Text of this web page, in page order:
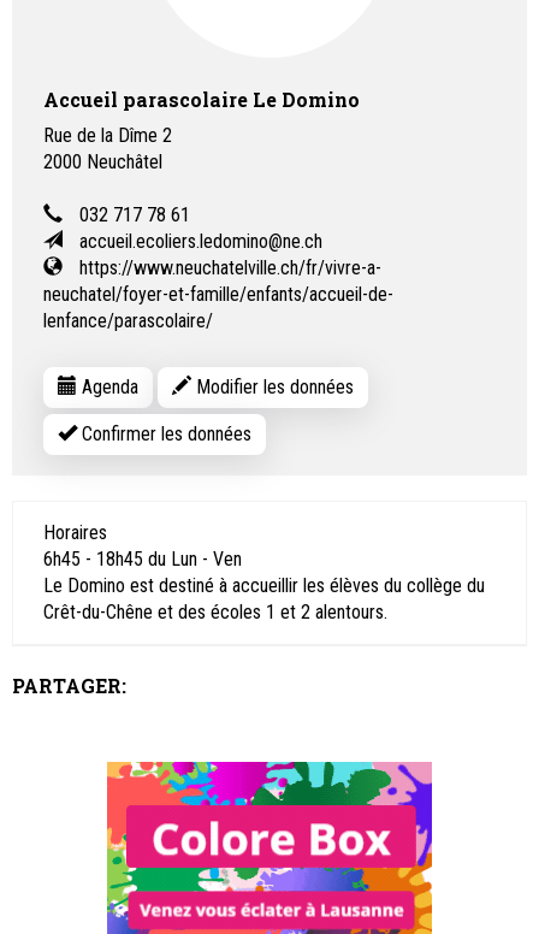
Accueil parascolaire Le Domino
Rue de la Dîme 2
2000 Neuchâtel
032 717 78 61
accueil.ecoliers.ledomino@ne.ch
https://www.neuchatelville.ch/fr/vivre-a-
neuchatel/foyer-et-famille/enfants/accueil-de-
lenfance/parascolaire/
Agenda Modifier les données
Confirmer les données
Horaires
6h45 - 18h45 du Lun - Ven
Le Domino est destiné à accueillir les élèves du collège du
Crêt-du-Chêne et des écoles 1 et 2 alentours.
PARTAGER: